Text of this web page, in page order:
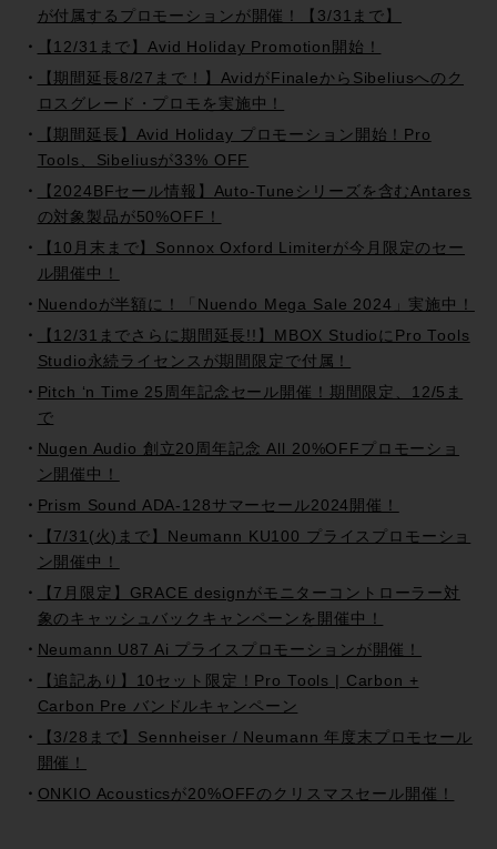
が付属するプロモーションが開催！【3/31まで】
【12/31まで】Avid Holiday Promotion開始！
【期間延長8/27まで！】AvidがFinaleからSibeliusへのク
ロスグレード・プロモを実施中！
【期間延長】Avid Holiday プロモーション開始！Pro
Tools、Sibeliusが33% OFF
【2024BFセール情報】Auto-Tuneシリーズを含むAntares
の対象製品が50%OFF！
【10月末まで】Sonnox Oxford Limiterが今月限定のセー
ル開催中！
Nuendoが半額に！「Nuendo Mega Sale 2024」実施中！
【12/31までさらに期間延長!!】MBOX StudioにPro Tools
Studio永続ライセンスが期間限定で付属！
Pitch ‘n Time 25周年記念セール開催！期間限定、12/5ま
で
Nugen Audio 創立20周年記念 All 20%OFFプロモーショ
ン開催中！
Prism Sound ADA-128サマーセール2024開催！
【7/31(火)まで】Neumann KU100 プライスプロモーショ
ン開催中！
【7月限定】GRACE designがモニターコントローラー対
象のキャッシュバックキャンペーンを開催中！
Neumann U87 Ai プライスプロモーションが開催！
【追記あり】10セット限定！Pro Tools | Carbon +
Carbon Pre バンドルキャンペーン
【3/28まで】Sennheiser / Neumann 年度末プロモセール
開催！
ONKIO Acousticsが20%OFFのクリスマスセール開催！